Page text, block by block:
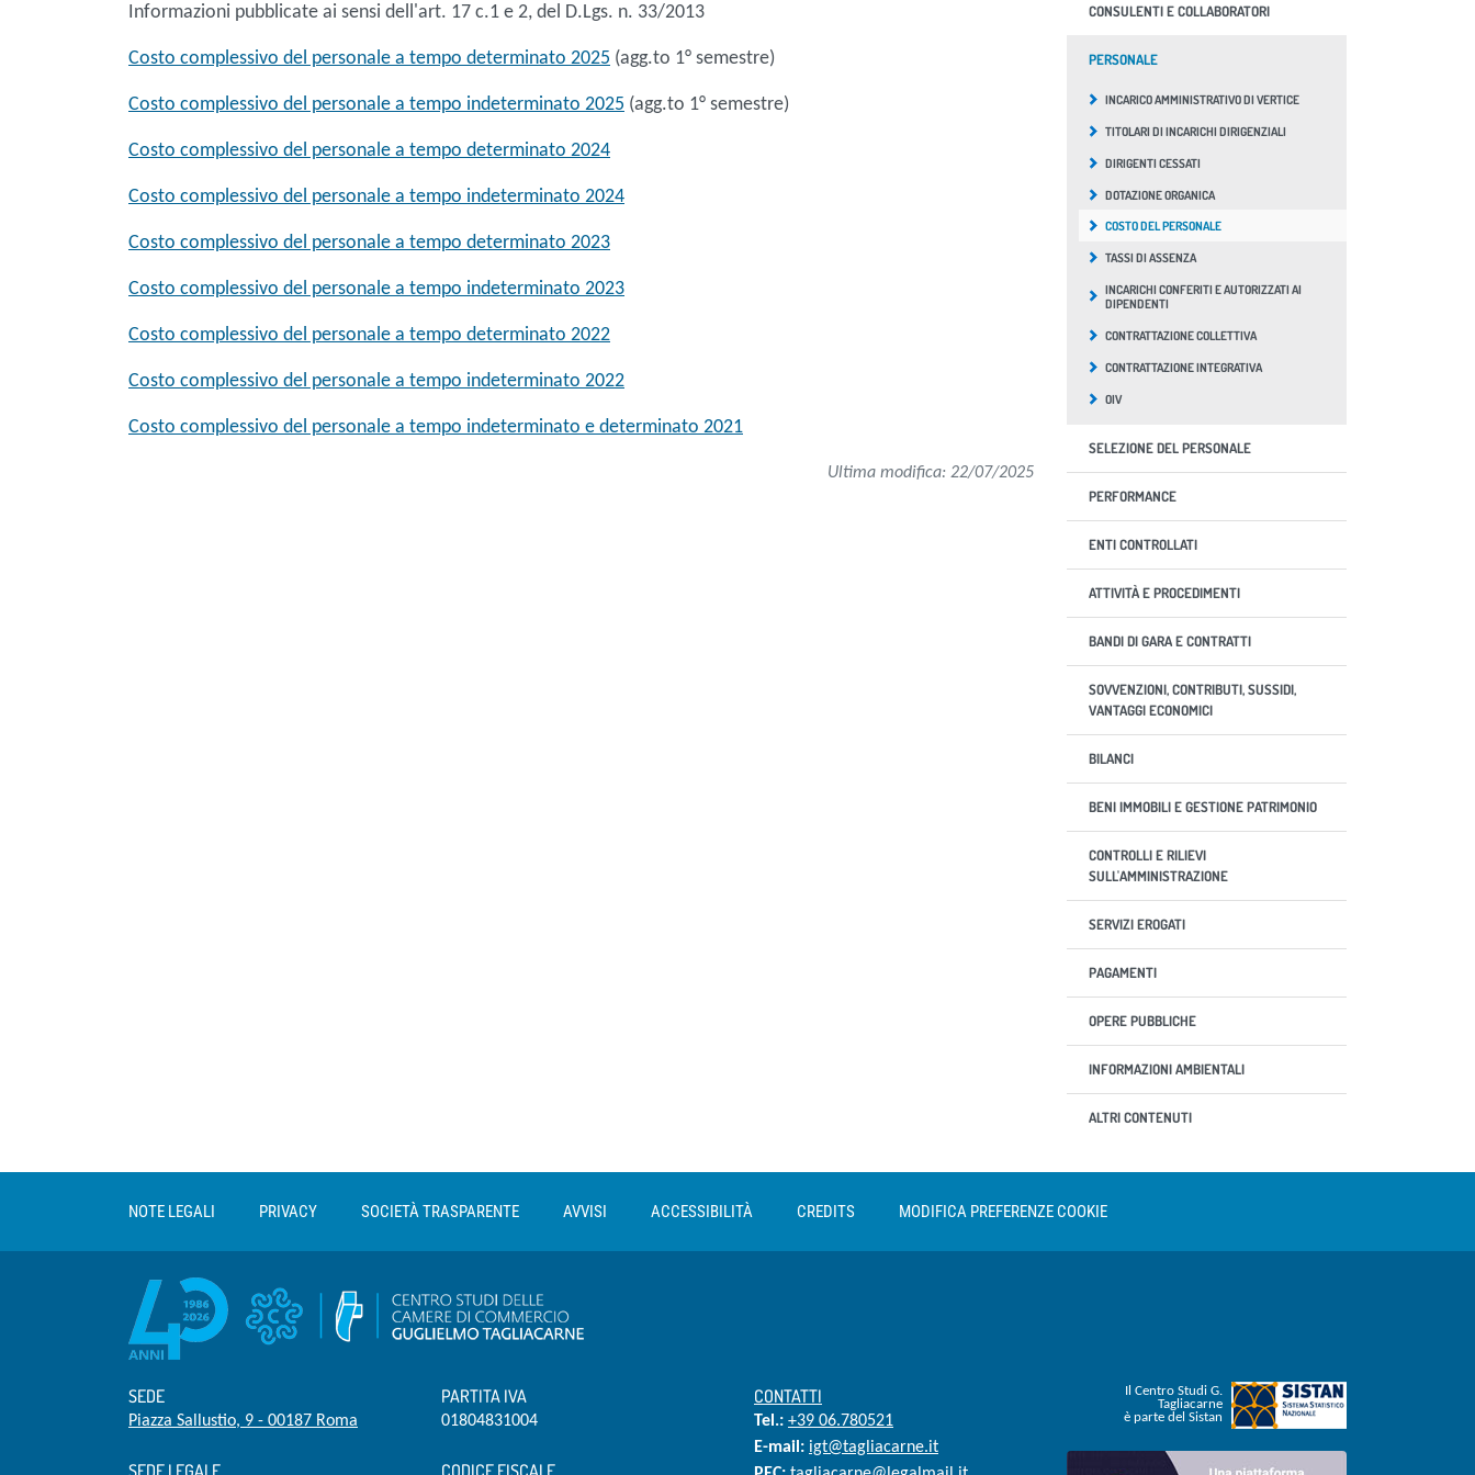
Informazioni pubblicate ai sensi dell'art. 17 c.1 e 2, del D.Lgs. n. 33/2013
Costo complessivo del personale a tempo determinato 2025 (agg.to 1° semestre)
Costo complessivo del personale a tempo indeterminato 2025 (agg.to 1° semestre)
Costo complessivo del personale a tempo determinato 2024
Costo complessivo del personale a tempo indeterminato 2024
Costo complessivo del personale a tempo determinato 2023
Costo complessivo del personale a tempo indeterminato 2023
Costo complessivo del personale a tempo determinato 2022
Costo complessivo del personale a tempo indeterminato 2022
Costo complessivo del personale a tempo indeterminato e determinato 2021
Ultima modifica: 22/07/2025
CONSULENTI E COLLABORATORI
PERSONALE
INCARICO AMMINISTRATIVO DI VERTICE
TITOLARI DI INCARICHI DIRIGENZIALI
DIRIGENTI CESSATI
DOTAZIONE ORGANICA
COSTO DEL PERSONALE
TASSI DI ASSENZA
INCARICHI CONFERITI E AUTORIZZATI AI
DIPENDENTI
CONTRATTAZIONE COLLETTIVA
CONTRATTAZIONE INTEGRATIVA
OIV
SELEZIONE DEL PERSONALE
PERFORMANCE
ENTI CONTROLLATI
ATTIVITÀ E PROCEDIMENTI
BANDI DI GARA E CONTRATTI
SOVVENZIONI, CONTRIBUTI, SUSSIDI,
VANTAGGI ECONOMICI
BILANCI
BENI IMMOBILI E GESTIONE PATRIMONIO
CONTROLLI E RILIEVI
SULL'AMMINISTRAZIONE
SERVIZI EROGATI
PAGAMENTI
OPERE PUBBLICHE
INFORMAZIONI AMBIENTALI
ALTRI CONTENUTI
NOTE LEGALI PRIVACY SOCIETÀ TRASPARENTE AVVISI ACCESSIBILITÀ CREDITS MODIFICA PREFERENZE COOKIE
SEDE
Piazza Sallustio, 9 - 00187 Roma
SEDE LEGALE
PARTITA IVA
01804831004
CODICE FISCALE
CONTATTI
Tel.: +39 06.780521
E-mail: igt@tagliacarne.it
Il Centro Studi G.
Tagliacarne
è parte del Sistan
Invia una segnalazione whistleblowing